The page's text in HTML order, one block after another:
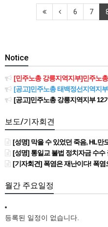
6 7
Notice
[민주노총 강릉지역지부]민주노총 강릉지
[공고]민주노총 태백정선지역지부
[공고]민주노총 강릉지역지부 12기
보도/기자회견
[성명] 막을 수 있었던 죽음, HL만도가 책임져라 : 청년노동자
[성명] 통일교 불법 정치자금 수수
[기자회견] 폭염은 재난이다! 폭염으로부터 안전한 일터를
월간 주요일정
등록된 일정이 없습니다.